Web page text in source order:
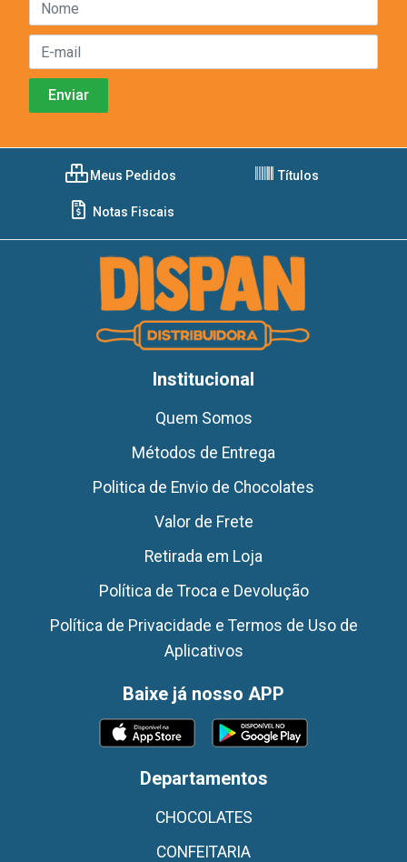
Meus Pedidos Títulos
Notas Fiscais
Institucional
Quem Somos
Métodos de Entrega
Politica de Envio de Chocolates
Valor de Frete
Retirada em Loja
Política de Troca e Devolução
Política de Privacidade e Termos de Uso de
Aplicativos
Baixe já nosso APP
Departamentos
CHOCOLATES
CONFEITARIA